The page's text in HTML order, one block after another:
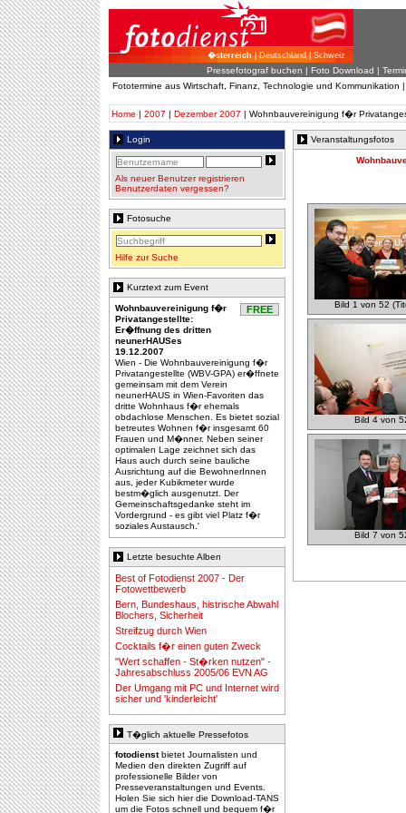
�sterreich| Deutschland | Schweiz
Pressefotograf buchen | Foto Download |
Fototermine aus Wirtschaft, Finanz, Technologie und Kommunikation
Home | 2007 | Dezember 2007 | Wohnbauvereinigung f�r
Login
Als neuer Benutzer registrieren
Benutzerdaten vergessen?
Fotosuche
Hilfe zur Suche
Kurztext zum Event
FREE
Wohnbauvereinigung f�r
Privatangestellte:
Er�ffnung des dritten
neunerHAUSes
19.12.2007
Wien - Die Wohnbauvereinigung f�r
Privatangestellte (WBV-GPA) er�ffnete
gemeinsam mit dem Verein
neunerHAUS in Wien-Favoriten das
dritte Wohnhaus f�r ehemals
obdachlose Menschen. Es bietet sozial
betreutes Wohnen f�r insgesamt 60
Frauen und M�nner. Neben seiner
optimalen Lage zeichnet sich das
Haus auch durch seine bauliche
Ausrichtung auf die BewohnerInnen
aus, jeder Kubikmeter wurde
bestm�glich ausgenutzt. Der
Gemeinschaftsgedanke steht im
Vordergrund - es gibt viel Platz f�r
soziales Austausch.'
Letzte besuchte Alben
Best of Fotodienst 2007 - Der
Fotowettbewerb
Bern, Bundeshaus, histrische Abwahl
Blochers, Sicherheit
Streifzug durch Wien
Cocktails f�r einen guten Zweck
"Wert schaffen - St�rken nutzen" -
Jahresabschluss 2005/06 EVN AG
Der Umgang mit PC und Internet wird
sicher und 'kinderleicht'
T�glich aktuelle Pressefotos
fotodienstbietet Journalisten und
Medien den direkten Zugriff auf
professionelle Bilder von
Presseveranstaltungen und Events.
Holen Sie sich hier die Download-TANS
um die Fotos schnell und bequem f�r
Veranstaltungsfotos
Bild 1 von 52
Bild 4 von
Bild 7 von